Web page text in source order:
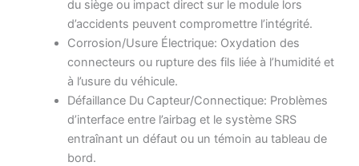
du siège ou impact direct sur le module lors
d’accidents peuvent compromettre l’intégrité.
Corrosion/Usure Électrique: Oxydation des
connecteurs ou rupture des fils liée à l’humidité et
à l’usure du véhicule.
Défaillance Du Capteur/Connectique: Problèmes
d’interface entre l’airbag et le système SRS
entraînant un défaut ou un témoin au tableau de
bord.